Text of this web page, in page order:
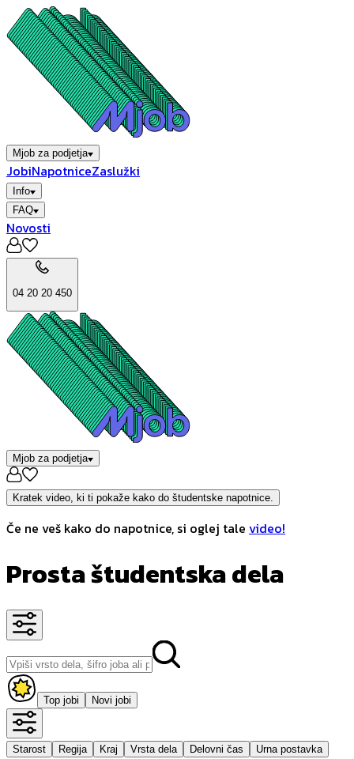
Mjob za podjetja
JobiNapotniceZaslužki
Info
FAQ
Novosti
04 20 20 450
Mjob za podjetja
Kratek video, ki ti pokaže kako do študentske napotnice.
Če ne veš kako do napotnice, si oglej tale video!
Prosta študentska dela
Top jobi Novi jobi
Starost Regija Kraj Vrsta dela Delovni čas Urna postavka